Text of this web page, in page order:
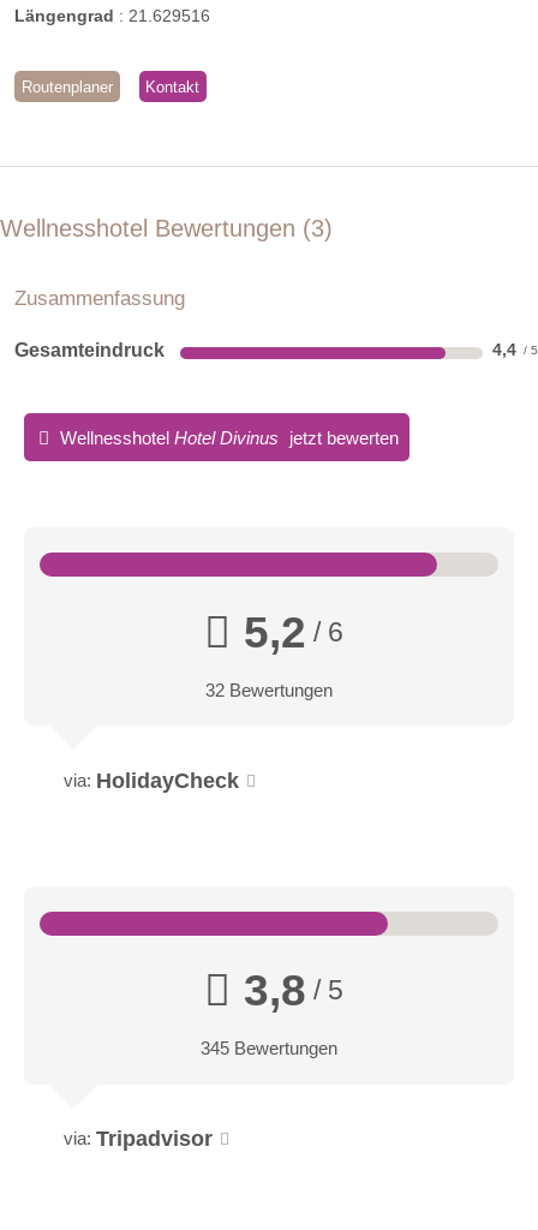
Längengrad : 21.629516
Routenplaner Kontakt
Wellnesshotel Bewertungen 3
Zusammenfassung
Gesamteindruck 4,4
Wellnesshotel Hotel Divinus jetzt bewerten
5,2 / 6
32 Bewertungen
via: HolidayCheck
3,8 / 5
345 Bewertungen
via: Tripadvisor